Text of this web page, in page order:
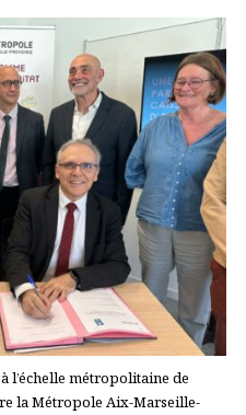
l’échelle métropolitaine de
la Métropole Aix-Marseille-